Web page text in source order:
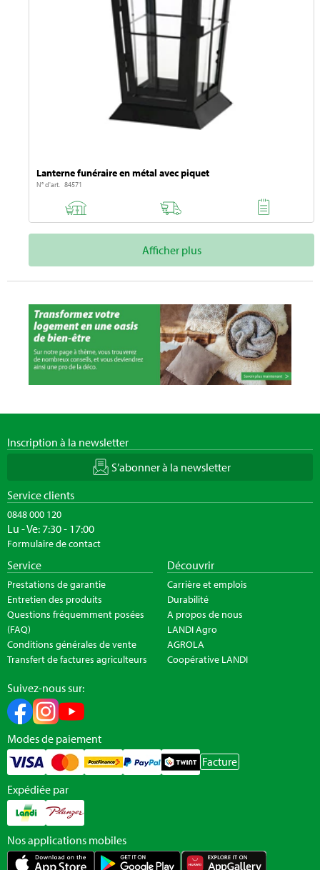
Lanterne funéraire en métal avec piquet
N° d'art. 84571
Afficher plus
Inscription à la newsletter
S’abonner à la newsletter
Service clients
0848 000 120
Lu - Ve: 7:30 - 17:00
Formulaire de contact
Service
Prestations de garantie
Entretien des produits
Questions fréquemment posées
(FAQ)
Conditions générales de vente
Transfert de factures agriculteurs
Découvrir
Carrière et emplois
Durabilité
A propos de nous
LANDI Agro
AGROLA
Coopérative LANDI
Suivez-nous sur:
Modes de paiement
Facture
Expédiée par
Nos applications mobiles